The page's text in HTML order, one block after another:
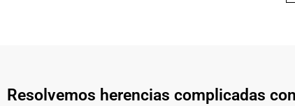
Resolvemos herencias complicadas